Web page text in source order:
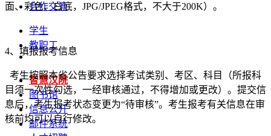
合作交流
学生
教职工
智慧汉院
图书馆
信息公开
邮件系统
面、彩色、白底，JPG/JPEG格式，不大于200K）。
4、填报报考信息
考生按照本省公告要求选择考试类别、考区、科目（所报科
目须一次性勾选，一经审核通过，不得增加或更改）。提交信
息后，考生报考状态变更为“待审核”。考生报考有关信息在审
核前均可以自行修改。